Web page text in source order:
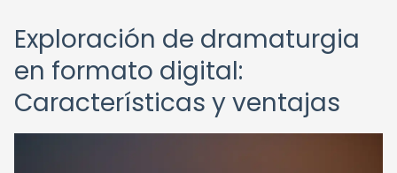
Exploración de dramaturgia
en formato digital:
Características y ventajas